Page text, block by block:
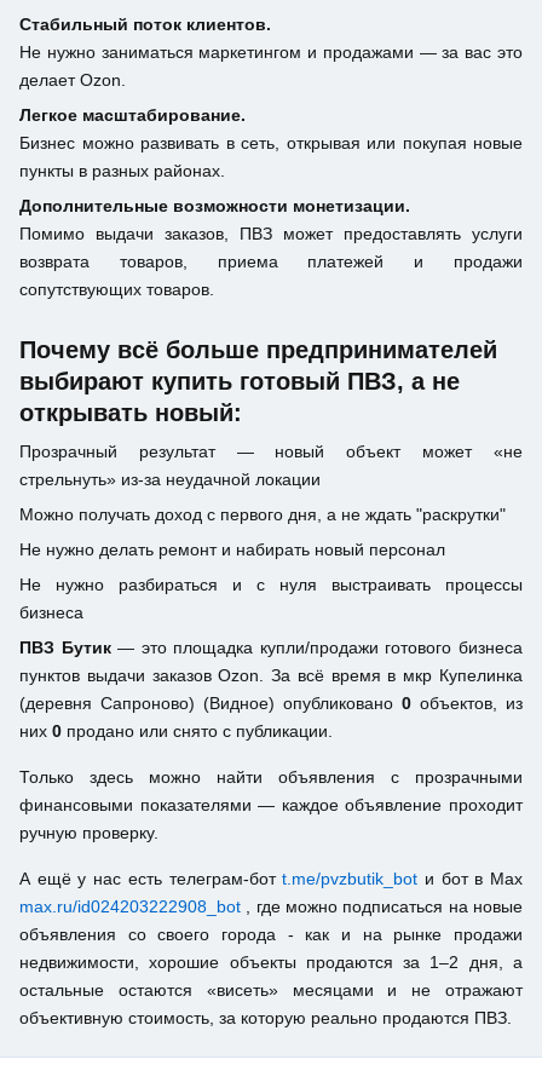
Стабильный поток клиентов.
Не нужно заниматься маркетингом и продажами — за вас это
делает Ozon.
Легкое масштабирование.
Бизнес можно развивать в сеть, открывая или покупая новые
пункты в разных районах.
Дополнительные возможности монетизации.
Помимо выдачи заказов, ПВЗ может предоставлять услуги
возврата товаров, приема платежей и продажи
сопутствующих товаров.
Почему всё больше предпринимателей
выбирают купить готовый ПВЗ, а не
открывать новый:
Прозрачный результат — новый объект может «не
стрельнуть» из-за неудачной локации
Можно получать доход с первого дня, а не ждать "раскрутки"
Не нужно делать ремонт и набирать новый персонал
Не нужно разбираться и с нуля выстраивать процессы
бизнеса
ПВЗ Бутик— это площадка купли/продажи готового бизнеса
пунктов выдачи заказов Ozon. За всё время в мкр Купелинка
(деревня Сапроново) (Видное) опубликовано 0 объектов, из
них 0 продано или снято с публикации.
Только здесь можно найти объявления с прозрачными
финансовыми показателями — каждое объявление проходит
ручную проверку.
А ещё у нас есть телеграм-ботt.me/pvzbutik_bot и бот в Max
max.ru/id024203222908_bot
, где можно подписаться на новые
объявления со своего города - как и на рынке продажи
недвижимости, хорошие объекты продаются за 1–2 дня, а
остальные остаются «висеть» месяцами и не отражают
объективную стоимость, за которую реально продаются ПВЗ.